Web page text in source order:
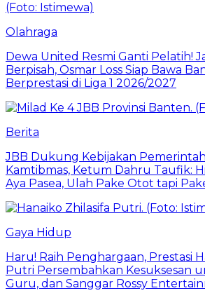
Olahraga
Dewa United Resmi Ganti Pelatih!
Berpisah, Osmar Loss Siap Bawa
Berprestasi di Liga 1 2026/2027
Berita
JBB Dukung Kebijakan
Kamtibmas, Ketum Dahru Taufik:
Aya Pasea, Ulah Pake Otot tapi
Gaya Hidup
Haru! Raih Penghargaan, Prestasi
Putri Persembahkan Kesuksesan
Guru, dan Sanggar Rossy